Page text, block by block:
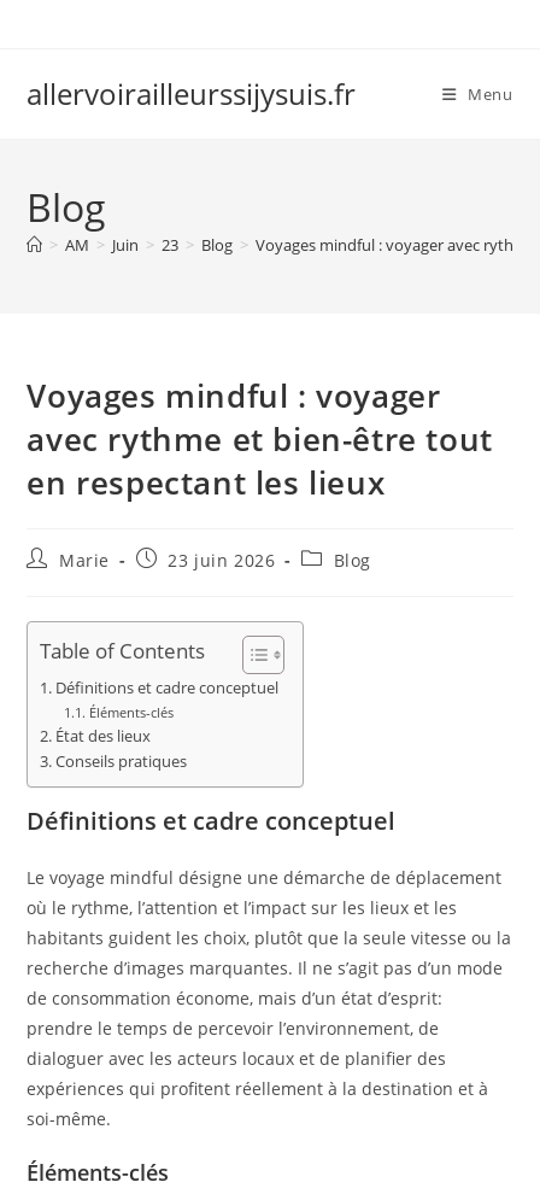
allervoirailleurssijysuis.fr Menu
Blog
> AM > Juin > 23 > Blog > Voyages mindful : voyager avec
Voyages mindful : voyager
avec rythme et bien-être tout
en respectant les lieux
Auteur/autrice
publication :
Marie
Publication
23 juin 2026
PostBlog
Table of Contents
Définitions et cadre conceptuel
Éléments-clés
État des lieux
Conseils pratiques
Définitions et cadre conceptuel
Le voyage mindful désigne une démarche de déplacement
où le rythme, l’attention et l’impact sur les lieux et les
habitants guident les choix, plutôt que la seule vitesse ou la
recherche d’images marquantes. Il ne s’agit pas d’un mode
de consommation économe, mais d’un état d’esprit:
prendre le temps de percevoir l’environnement, de
dialoguer avec les acteurs locaux et de planifier des
expériences qui profitent réellement à la destination et à
soi-même.
Éléments-clés